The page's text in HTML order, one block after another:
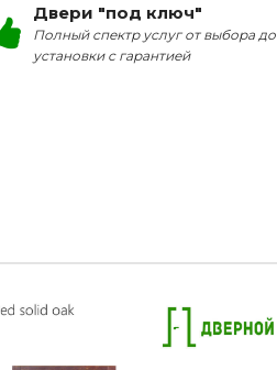
Двери "под ключ"
Полный спектр услуг от выбора до
установки с гарантией